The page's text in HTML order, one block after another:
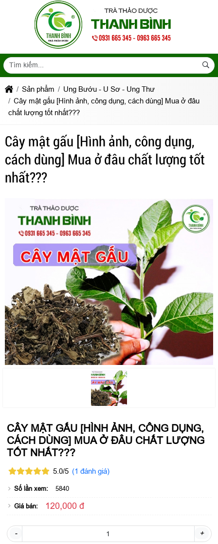
Sản phẩm
Ung Bướu - U Sơ - Ung Thư
Cây mật gấu [Hình ảnh, công dụng, cách dùng] Mua ở đâu
chất lượng tốt nhất???
Cây mật gấu [Hình ảnh, công dụng,
cách dùng] Mua ở đâu chất lượng tốt
nhất???
CÂY MẬT GẤU [HÌNH ẢNH, CÔNG DỤNG,
CÁCH DÙNG] MUA Ở ĐÂU CHẤT LƯỢNG
TỐT NHẤT???
5.0/5 (1 đánh giá)
Số lần xem: 5840
Giá bán: 120,000 đ
- +